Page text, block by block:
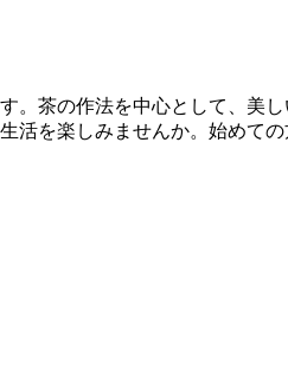
茶の作法を中心として、美
を楽しみませんか。始めて